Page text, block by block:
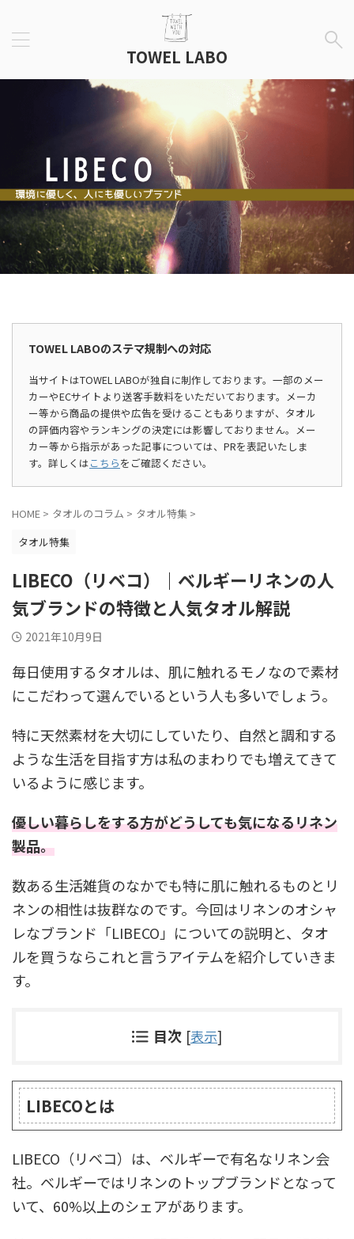
TOWEL LABO
TOWEL LABOのステマ規制への対応
当サイトはTOWEL LABOが独自に制作しております。一部のメー
カーやECサイトより送客手数料をいただいております。メーカ
ー等から商品の提供や広告を受けることもありますが、タオル
の評価内容やランキングの決定には影響しておりません。メー
カー等から指示があった記事については、PRを表記いたしま
す。詳しくはこちらをご確認ください。
HOME > タオルのコラム > タオル特集 >
タオル特集
LIBECO（リベコ）｜ベルギーリネンの人
気ブランドの特徴と人気タオル解説
2021年10月9日
毎日使用するタオルは、肌に触れるモノなので素材
にこだわって選んでいるという人も多いでしょう。
特に天然素材を大切にしていたり、自然と調和する
ような生活を目指す方は私のまわりでも増えてきて
いるように感じます。
優しい暮らしをする方がどうしても気になるリネン
製品。
数ある生活雑貨のなかでも特に肌に触れるものとリ
ネンの相性は抜群なのです。今回はリネンのオシャ
レなブランド「LIBECO」についての説明と、タオ
ルを買うならこれと言うアイテムを紹介していきま
す。
目次 [表示]
LIBECOとは
LIBECO（リベコ）は、ベルギーで有名なリネン会
社。ベルギーではリネンのトップブランドとなって
いて、60%以上のシェアがあります。